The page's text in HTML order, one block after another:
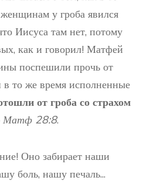
у гроба явился
Иисуса там нет, потому
как и говорил! Матфей
поспешили прочь от
то же время исполненные
от гроба со страхом
Матф 28:8.
Оно забирает наши
боль, нашу печаль...